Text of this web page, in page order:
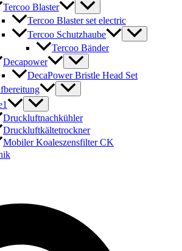
Tercoo Blaster
Tercoo Blaster set electric
Tercoo Schutzhaube
Tercoo Bänder
Decapower
DecaPower Bristle Head Set
Druckluftnachkühler
Druckluftkältetrockner
Mobiler Koaleszensfilter CK